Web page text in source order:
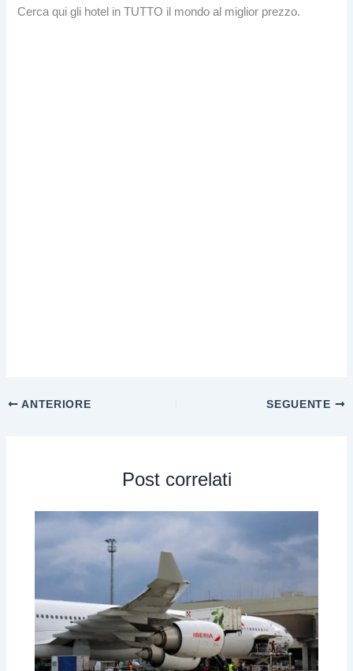
Cerca qui gli hotel in TUTTO il mondo al miglior prezzo.
ANTERIORE SEGUENTE
Post correlati